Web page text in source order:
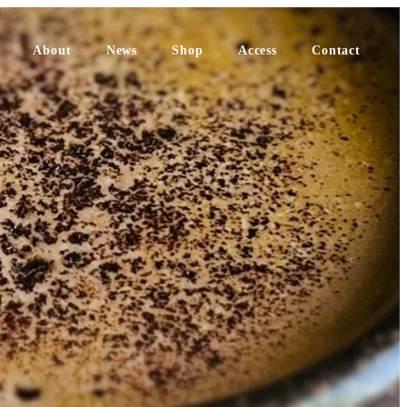
About News Shop Access Contact